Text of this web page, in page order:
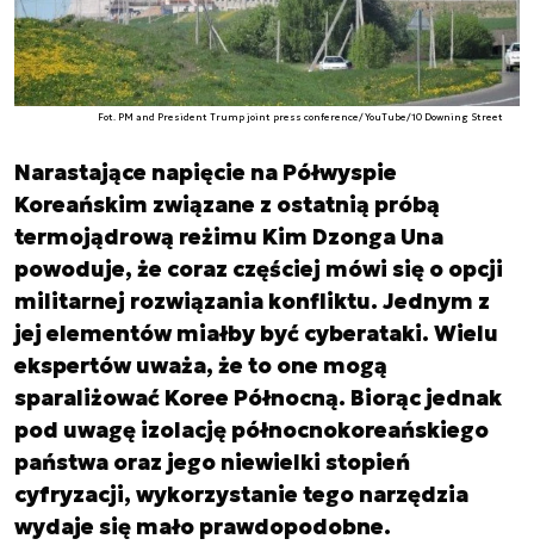
Fot. PM and President Trump joint press conference/YouTube/10 Downing Street
Narastające napięcie na Półwyspie
Koreańskim związane z ostatnią próbą
termojądrową reżimu Kim Dzonga Una
powoduje, że coraz częściej mówi się o opcji
militarnej rozwiązania konfliktu. Jednym z
jej elementów miałby być cyberataki. Wielu
ekspertów uważa, że to one mogą
sparaliżować Koree Północną. Biorąc jednak
pod uwagę izolację północnokoreańskiego
państwa oraz jego niewielki stopień
cyfryzacji, wykorzystanie tego narzędzia
wydaje się mało prawdopodobne.